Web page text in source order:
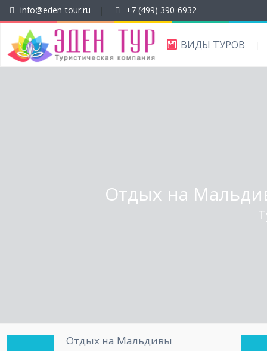
info@eden-tour.ru +7 (499) 390-6932
ВИДЫ ТУРОВ
Отдых на
Отдых на Мальдивы